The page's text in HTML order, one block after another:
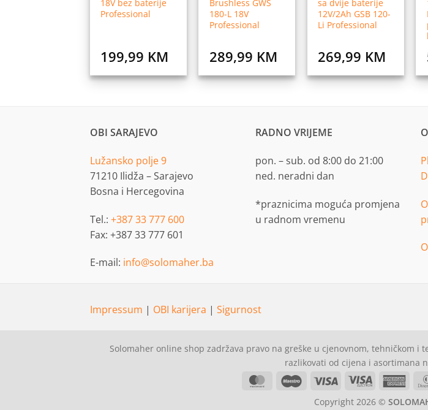
18V bez baterije
Professional
199,99 KM
Brushless GWS
180-L 18V
Professional
289,99 KM
sa dvije baterije
12V/2Ah GSB 120-
Li Professional
269,99 KM
OBI SARAJEVO
Lužansko polje 9
71210 Ilidža – Sarajevo
Bosna i Hercegovina
Tel.: +387 33 777 600
Fax: +387 33 777 601
E-mail: info@solomaher.ba
RADNO VRIJEME
pon. – sub. od 8:00 do 21:00
ned. neradni dan
*praznicima moguća promjena
u radnom vremenu
Impressum | OBI karijera | Sigurnost
Solomaher online shop zadržava pravo na greške u cjenovnom, tehničkom
razlikovati od cijena i asortimana
MasterCardMaestro Visa
Visa
Copyright 2026 ©